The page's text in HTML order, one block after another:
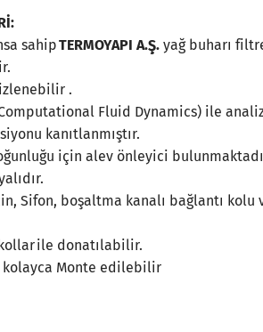
sahipTERMOYAPI A.Ş. yağ buharı
.
Fluid Dynamics) ile
kanıtlanmıştır.
için alev önleyici
Sifon, boşaltma kanalı bağlantı
ile donatılabilir.
kolayca Monte edilebilir